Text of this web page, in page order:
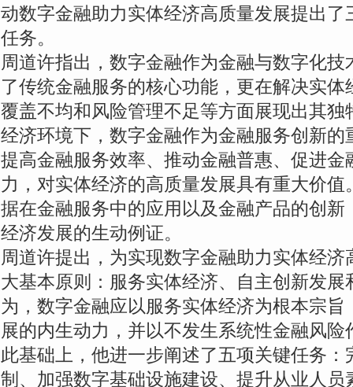
动数字金融助力实体经济高质量发展提出
任务。
周道许指出，数字金融作为金融与数字化
了传统金融服务的核心功能，更在解决实
覆盖不均和风险管理不足等方面展现出其
经济环境下，数字金融作为金融服务创新
提高金融服务效率、推动金融普惠、促进
力，对实体经济的高质量发展具有重大价
据在金融服务中的应用以及金融产品的创
经济发展的生动例证。
周道许提出，为实现数字金融助力实体经
大基本原则：服务实体经济、自主创新发
为，数字金融应以服务实体经济为根本宗
展的内生动力，并以不发生系统性金融风
此基础上，他进一步阐述了五项关键任务
制、加强数字基础设施建设、提升从业人